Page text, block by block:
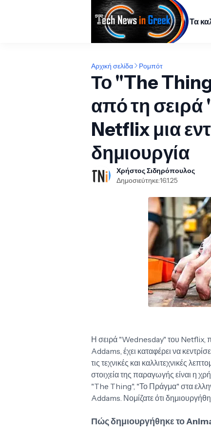
Τα
Αρχική σελίδα Ρομπότ
Το "The
από τη
Netflix μια
δημιουργία
Χρήστος Σιδηρόπουλος
Δημοσιεύτηκε:16.1.25
Η σειρά "Wednesday" του Netflix,
Addams, έχει καταφέρει να
τις τεχνικές και καλλιτεχνικές
στοιχεία της παραγωγής είναι η
"The Thing", "Το Πράγμα" στα
Addams. Νομίζατε ότι
Πώς δημιουργήθηκε το